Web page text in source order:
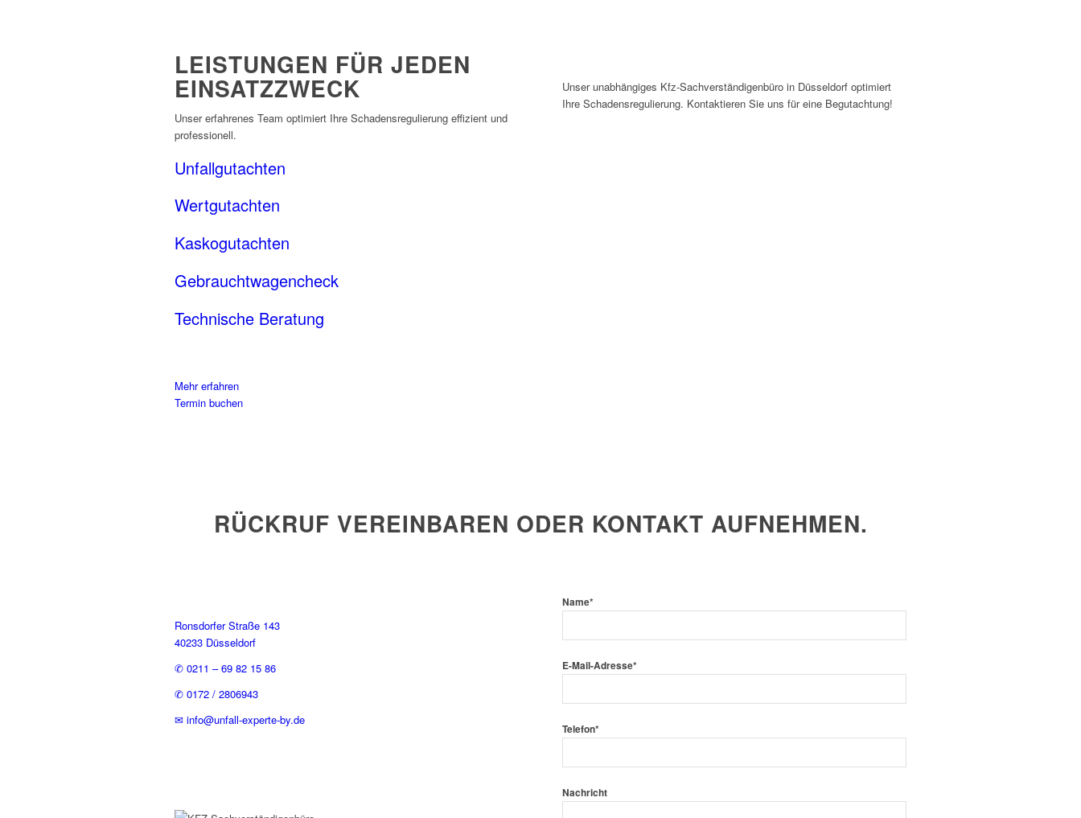
LEISTUNGEN FÜR JEDEN
EINSATZZWECK
Unser erfahrenes Team optimiert Ihre Schadensregulierung effizient und
professionell.
Unfallgutachten
Wertgutachten
Kaskogutachten
Gebrauchtwagencheck
Technische Beratung
Mehr erfahren
Termin buchen
Unser unabhängiges Kfz-Sachverständigenbüro in Düsseldorf optimiert
Ihre Schadensregulierung. Kontaktieren Sie uns für eine Begutachtung!
RÜCKRUF VEREINBAREN ODER KONTAKT AUFNEHMEN.
Ronsdorfer Straße 143
40233 Düsseldorf
✆ 0211 – 69 82 15 86
✆ 0172 / 2806943
✉ info@unfall-experte-by.de
Name*
E-Mail-Adresse*
Telefon*
Nachricht